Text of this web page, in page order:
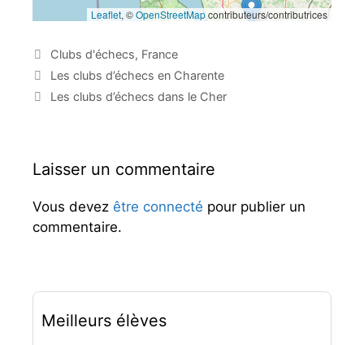
Leaflet, ©OpenStreetMapcontributeurs/contributrices
C
a
é
i
s
Clubs d'échecs, France
N
a
a
t
o
n
a
Les clubs d’échecs en Charente
Les clubs d’échecs dans le Cher
Laisser un commentaire
Vous devez être connecté pour publier un
commentaire.
Meilleurs élèves